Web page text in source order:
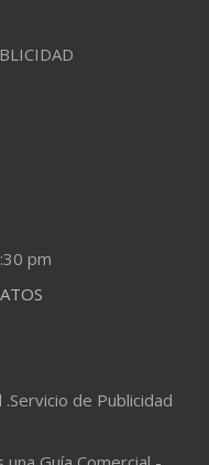
pm
de Publicidad